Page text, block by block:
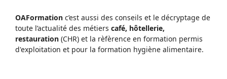
OAFormation c’est aussi des conseils et le décryptage de
toute l’actualité des métiers café, hôtellerie,
restauration (CHR) et la rèfèrence en formation permis
d'exploitation et pour la formation hygiène alimentaire.